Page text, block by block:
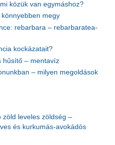
közük van egymáshoz?
megy
rebarbara – rebarbaratea-
kockázatait?
hűsítő – mentavíz
– milyen megoldások
zöld leveles zöldség –
és kurkumás-avokádós